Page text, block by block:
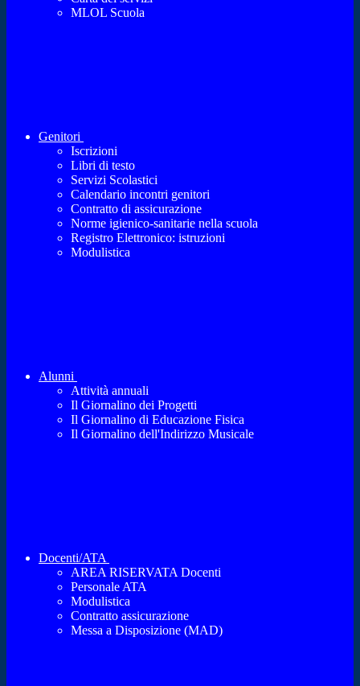
MLOL Scuola
Genitori
Iscrizioni
Libri di testo
Servizi Scolastici
Calendario incontri genitori
Contratto di assicurazione
Norme igienico-sanitarie nella scuola
Registro Elettronico: istruzioni
Modulistica
Alunni
Attività annuali
Il Giornalino dei Progetti
Il Giornalino di Educazione Fisica
Il Giornalino dell'Indirizzo Musicale
Docenti/ATA
AREA RISERVATA Docenti
Personale ATA
Modulistica
Contratto assicurazione
Messa a Disposizione (MAD)